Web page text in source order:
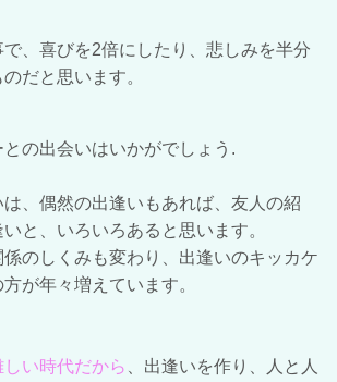
、喜びを2倍にしたり、悲しみを半分
だと思います。
との出会いはいかがでしょう.
は、偶然の出逢いもあれば、友人の紹
と、いろいろあると思います。
のしくみも変わり、出逢いのキッカケ
が年々増えています。
い時代だから
、出逢いを作り、人と人